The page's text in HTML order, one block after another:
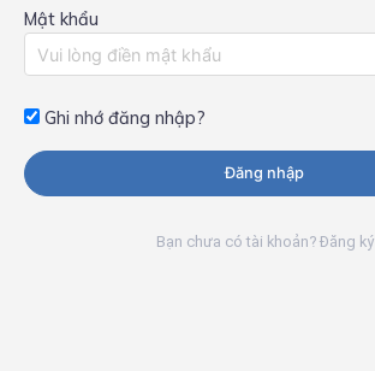
Mật khẩu
Ghi nhớ đăng nhập?
Đăng nhập
Bạn chưa có tài khoản? Đăng ký